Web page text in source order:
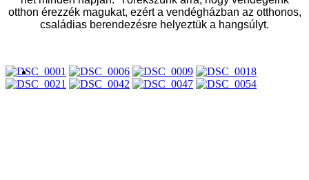
otthon érezzék magukat, ezért a vendégházban az otthonos,
családias berendezésre helyeztük a hangsúlyt.